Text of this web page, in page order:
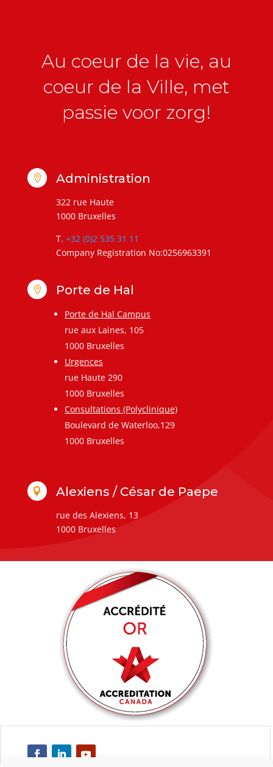
Au coeur de la vie, au
coeur de la Ville, met
passie voor zorg!
 Administration
322 rue Haute
1000 Bruxelles
T. +32 (0)2 535 31 11
Company Registration No:0256963391
 Porte de Hal
Porte de Hal Campus
rue aux Laines, 105
1000 Bruxelles
Urgences
rue Haute 290
1000 Bruxelles
Consultations (Polyclinique)
Boulevard de Waterloo,129
1000 Bruxelles
 Alexiens / César de Paepe
rue des Alexiens, 13
1000 Bruxelles